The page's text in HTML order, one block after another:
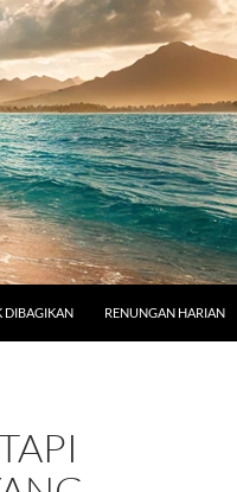
DIBAGIKAN RENUNGAN HARIAN